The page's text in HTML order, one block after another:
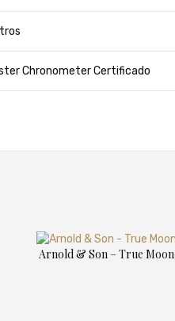
Chronometer Certificado
Arnold & Son – True Moon